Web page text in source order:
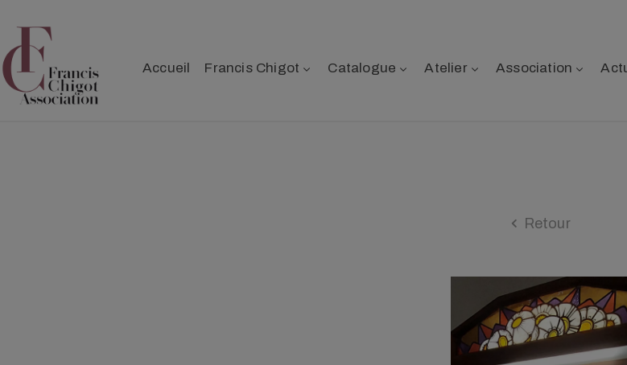
Accueil Francis Chigot Catalogue Atelier Association
Retour